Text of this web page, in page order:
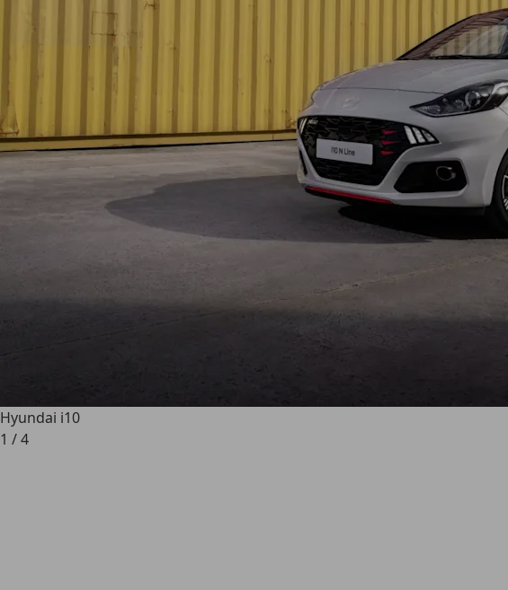
Hyundai i10
1 /4